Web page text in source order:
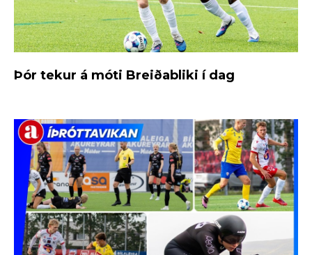
Þór tekur á móti Breiðabliki í dag